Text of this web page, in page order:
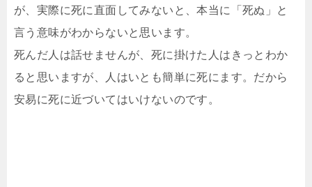
が、実際に死に直面してみないと、本当に「死ぬ」と
言う意味がわからないと思います。
死んだ人は話せませんが、死に掛けた人はきっとわか
ると思いますが、人はいとも簡単に死にます。だから
安易に死に近づいてはいけないのです。